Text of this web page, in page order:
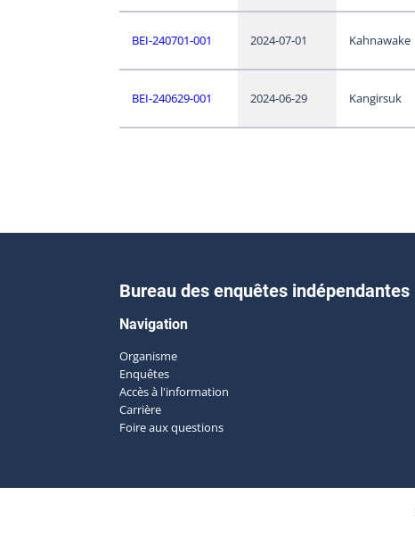
BEI-240701-001 2024-07-01 Kahnawake
BEI-240629-001 2024-06-29 Kangirsuk
Bureau des enquêtes indépendantes
Navigation
Organisme
Enquêtes
Accès à l'information
Carrière
Foire aux questions